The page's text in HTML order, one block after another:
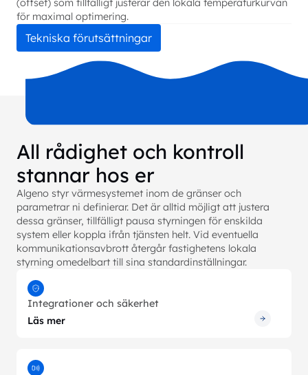
(offset) som tillfälligt justerar den lokala temperaturkurvan
för maximal optimering.
Tekniska förutsättningar
All rådighet och kontroll
stannar hos er
Algeno styr värmesystemet inom de gränser och
parametrar ni definierar. Det är alltid möjligt att justera
dessa gränser, tillfälligt pausa styrningen för enskilda
system eller koppla ifrån tjänsten helt. Vid eventuella
kommunikationsavbrott återgår fastighetens lokala
styrning omedelbart till sina standardinställningar.
Integrationer och säkerhet
Läs mer